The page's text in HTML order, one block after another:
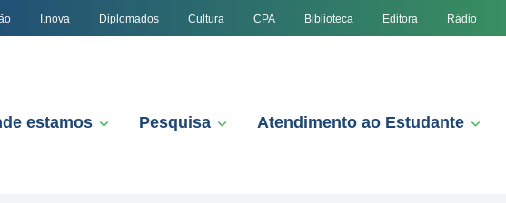
I.nova Diplomados Cultura CPA Biblioteca Editora Rádio
estamos Pesquisa Atendimento ao Estudante